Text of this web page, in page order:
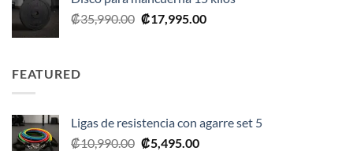
₡35,990.00 El
₡17,995.00El
FEATURED
Ligas de resistencia con agarre set 5
₡10,990.00 El
₡5,495.00El